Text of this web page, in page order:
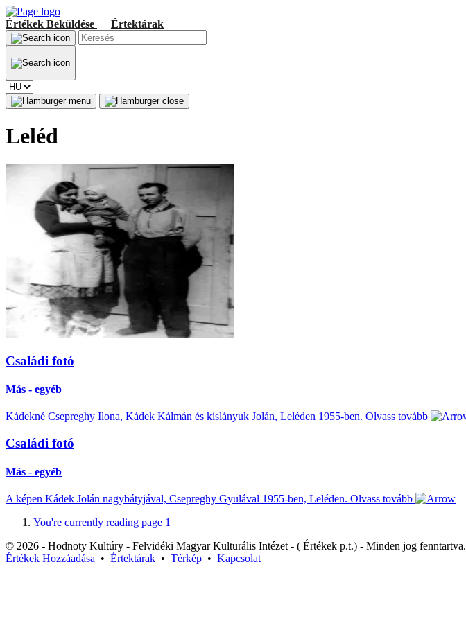
Értékek Beküldése Értektárak
Leléd
Családi fotó
Más - egyéb
Kádekné Csepreghy Ilona, Kádek Kálmán és kislányuk Jolán, Leléden 1955-ben. Olvass tovább
Családi fotó
Más - egyéb
A képen Kádek Jolán nagybátyjával, Csepreghy Gyulával 1955-ben, Leléden. Olvass tovább
You're currently reading page 1
© 2026 - Hodnoty Kultúry - Felvidéki Magyar Kulturális Intézet - ( Értékek p.t.) - Minden jog fenntartva.
Értékek Hozzáadása • Értektárak • Térkép • Kapcsolat